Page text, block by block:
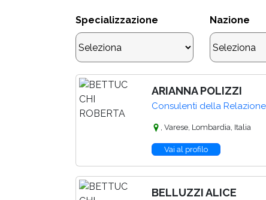
Specializzazione Nazione
ARIANNA POLIZZI
Consulenti della
, Varese, Lombardia, Italia
Vai al profilo
BELLUZZI ALICE